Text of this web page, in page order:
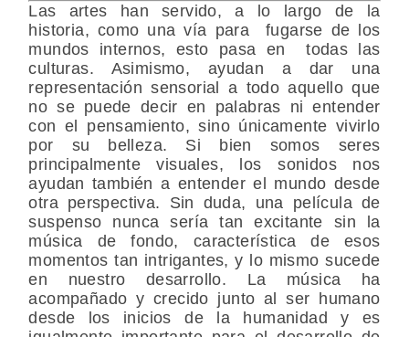
Las artes han servido, a lo largo de la
historia, como una vía para fugarse de los
mundos internos, esto pasa en todas las
culturas. Asimismo, ayudan a dar una
representación sensorial a todo aquello que
no se puede decir en palabras ni entender
con el pensamiento, sino únicamente vivirlo
por su belleza. Si bien somos seres
principalmente visuales, los sonidos nos
ayudan también a entender el mundo desde
otra perspectiva. Sin duda, una película de
suspenso nunca sería tan excitante sin la
música de fondo, característica de esos
momentos tan intrigantes, y lo mismo sucede
en nuestro desarrollo. La música ha
acompañado y crecido junto al ser humano
desde los inicios de la humanidad y es